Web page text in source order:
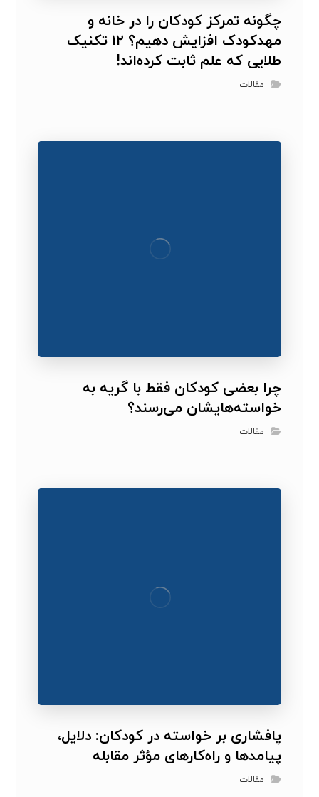
چگونه تمرکز کودکان را در خانه و
مهدکودک افزایش دهیم؟ ۱۲ تکنیک
طلایی که علم ثابت کرده‌اند!
مقالات
چرا بعضی کودکان فقط با گریه به
خواسته‌هایشان می‌رسند؟
مقالات
پافشاری بر خواسته در کودکان: دلایل،
پیامدها و راه‌کارهای مؤثر مقابله
مقالات